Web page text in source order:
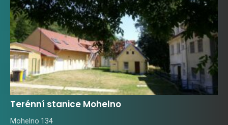
Terénní stanice Mohelno
Mohelno 134